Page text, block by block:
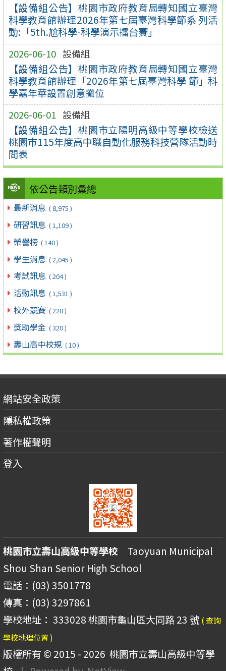
【設備組公告】桃園市政府教育局轉知國立臺灣
科學教育館辦理2026年第七屆臺灣科學節系 列活
動:「5th.尬科學-科學演示擂台賽」
2026-06-10 設備組
【設備組公告】桃園市政府教育局轉知國立臺灣
科學教育館辦理「2026年第七屆臺灣科學 節」科
學嘉年華設置創意攤位
2026-06-01 設備組
【設備組公告】桃園市立陽明高級中等學校檢送
桃園市115年度高中職自動化服務科技營隊活動時
間表
依公告類別彙總
最新消息 ( 8,975 )
研習訊息 ( 1,109 )
榮譽榜 ( 140 )
學生消息 ( 2,045 )
考試訊息 ( 204 )
活動訊息 ( 1,531 )
校外競賽 ( 220 )
獎助學金 ( 320 )
壽山高中校規 ( 10 )
網站安全政策
隱私權政策
著作權聲明
登入
桃園市立壽山高級中等學校 Taoyuan Municipal
Shou Shan Senior High School
電話：(03) 3501778
傳真：(03) 3297861
學校地址： 333028 桃園市龜山區大同路 23 號 ( 查詢
學校地理位置 )
版權所有 © 2015 - 2026 桃園市立壽山高級中等學